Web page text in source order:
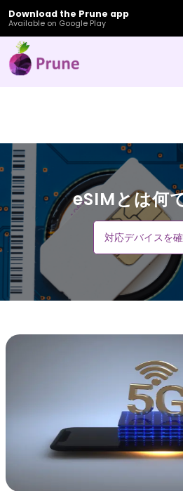
Download the Prune app
Available on Google Play
eSIMとは何
対応デバイスを